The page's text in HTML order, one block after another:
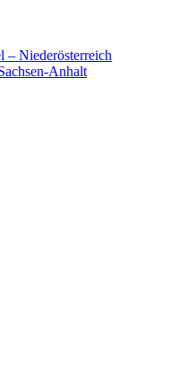
– Niederösterreich
Anhalt